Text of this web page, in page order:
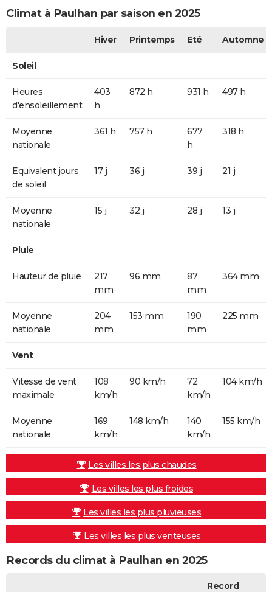
Climat à Paulhan par saison en 2025
Hiver Printemps Eté Automne
Soleil
Heures
d'ensoleillement
403
h
872 h 931 h 497 h
Moyenne
nationale
361 h 757 h
677
h
318 h
Equivalent jours
de soleil
17 j 36 j 39 j 21 j
Moyenne
nationale
15 j 32 j 28 j 13 j
Pluie
Hauteur de pluie
217
mm
96 mm
87
mm
364 mm
Moyenne
nationale
204
mm
153 mm
190
mm
225 mm
Vent
Vitesse de vent
maximale
108
km/h
90 km/h
72
km/h
104 km/h
Moyenne
nationale
169
km/h
148 km/h
140
km/h
155 km/h
Les villes les plus chaudes
Les villes les plus froides
Les villes les plus pluvieuses
Les villes les plus venteuses
Records du climat à Paulhan en 2025
Record